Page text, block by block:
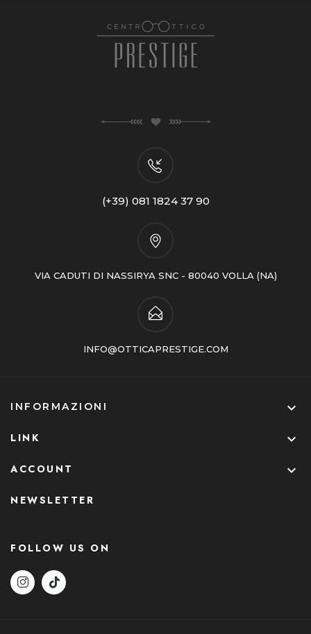
(+39) 081 1824 37 90
VIA CADUTI DI NASSIRYA SNC - 80040 VOLLA (NA)
INFO@OTTICAPRESTIGE.COM
INFORMAZIONI 
LINK 
ACCOUNT 
NEWSLETTER
FOLLOW US ON